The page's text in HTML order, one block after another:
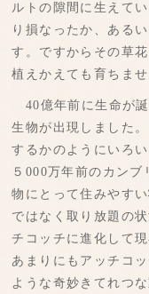
ルトの隙間に生えて
り損なったか、ある
す。ですからその草
植えかえても育ちませ
40億年前に生命が
生物が出現しました
するかのようにいろ
５000万年前のカン
物にとって住みやす
ではなく取り放題の
チコッチに進化して
あまりにもアッチコ
ような奇妙きてれつ